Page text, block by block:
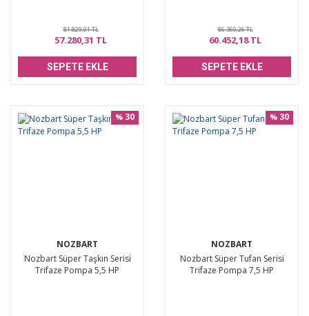
81.829,01 TL
57.280,31 TL
SEPETE EKLE
86.360,26 TL
60.452,18 TL
SEPETE EKLE
NOZBART
Nozbart Süper Taşkın Serisi
Trifaze Pompa 5,5 HP
% 30
NOZBART
Nozbart Süper Tufan Serisi
Trifaze Pompa 7,5 HP
% 30